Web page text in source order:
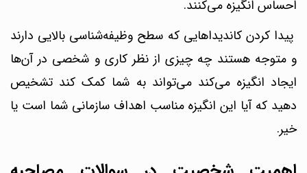
احساس انگیزه می‌کنند.
پیدا کردن کاندیداهایی که سطح وظیفه‌شناسی بالایی دارند
و متوجه هستند چه چیزی از نظر کاری و شخصی در آن‌ها
ایجاد انگیزه می‌کند می‌تواند به شما کمک کند تشخیص
دهید که آیا این انگیزه مناسب اهداف سازمانی شما است یا
خیر.